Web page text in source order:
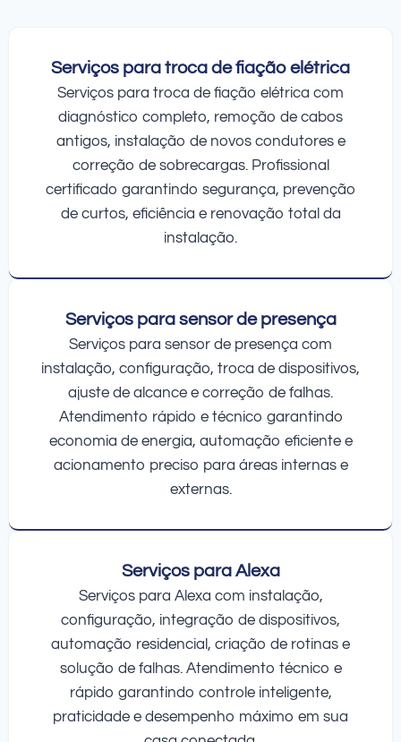
Serviços para troca de fiação elétrica
Serviços para troca de fiação elétrica com
diagnóstico completo, remoção de cabos
antigos, instalação de novos condutores e
correção de sobrecargas. Profissional
certificado garantindo segurança, prevenção
de curtos, eficiência e renovação total da
instalação.
Serviços para sensor de presença
Serviços para sensor de presença com
instalação, configuração, troca de dispositivos,
ajuste de alcance e correção de falhas.
Atendimento rápido e técnico garantindo
economia de energia, automação eficiente e
acionamento preciso para áreas internas e
externas.
Serviços para Alexa
Serviços para Alexa com instalação,
configuração, integração de dispositivos,
automação residencial, criação de rotinas e
solução de falhas. Atendimento técnico e
rápido garantindo controle inteligente,
praticidade e desempenho máximo em sua